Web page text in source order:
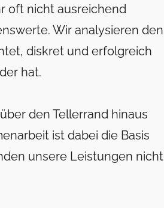
oft nicht ausreichend
Wir analysieren den
diskret und erfolgreich
hat.
den Tellerrand hinaus
ist dabei die Basis
unsere Leistungen nicht